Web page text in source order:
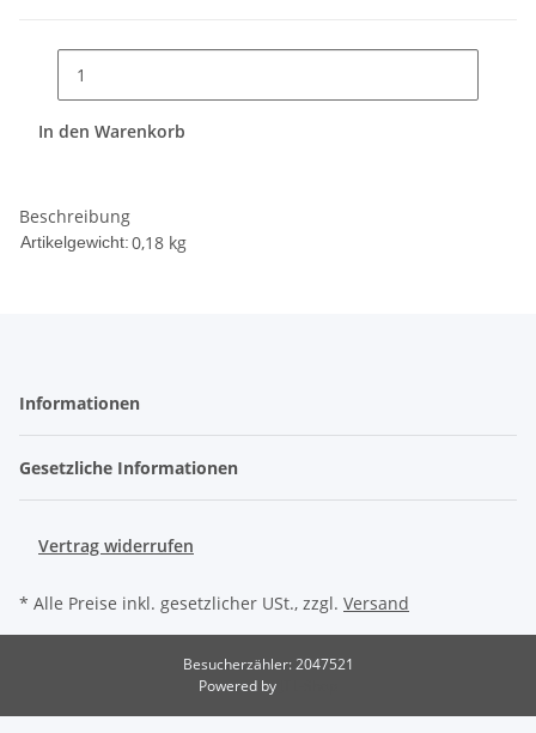
In den Warenkorb
Beschreibung
Artikelgewicht:0,18 kg
Informationen
Gesetzliche Informationen
Vertrag widerrufen
* Alle Preise inkl. gesetzlicher USt., zzgl. Versand
Besucherzähler: 2047521
Powered by